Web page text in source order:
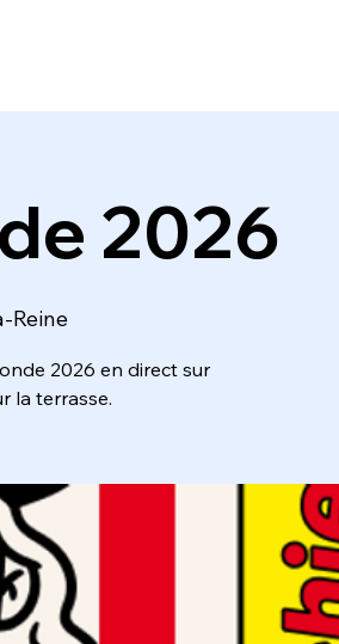
2026
Reine
2026 en direct sur
la terrasse.